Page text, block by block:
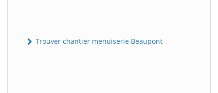
Trouver chantier menuiserie Beaupont